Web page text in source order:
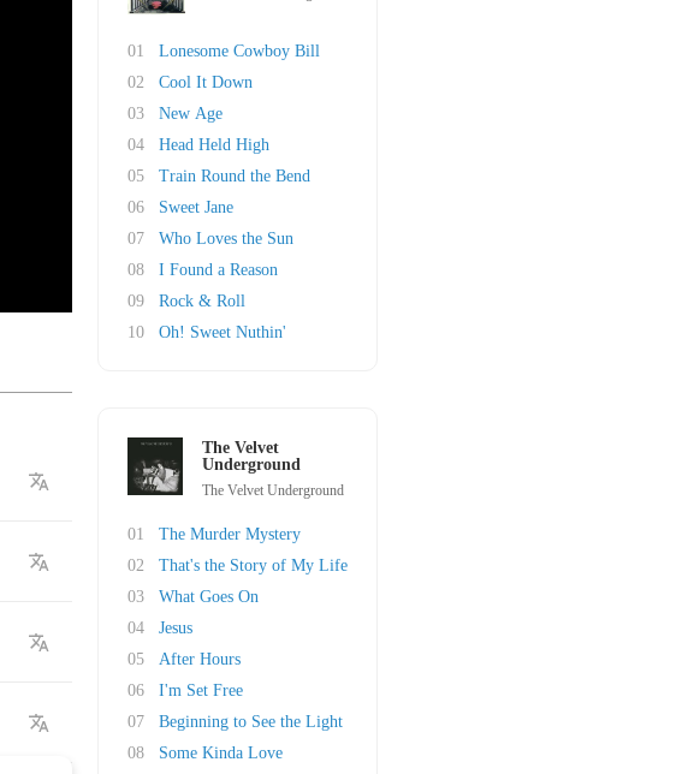
01
Lonesome Cowboy Bill
02
Cool It Down
03
New Age
04
Head Held High
05
Train Round the Bend
06
Sweet Jane
07
Who Loves the Sun
08
I Found a Reason
09
Rock & Roll
10
Oh! Sweet Nuthin'
The Velvet
Underground
The Velvet Underground
01
The Murder Mystery
02
That's the Story of My Life
03
What Goes On
04
Jesus
05
After Hours
06
I'm Set Free
07
Beginning to See the Light
08
Some Kinda Love